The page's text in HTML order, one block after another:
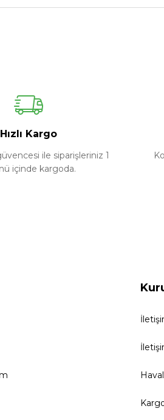
Hızlı Kargo
ile siparişleriniz 1
içinde kargoda.